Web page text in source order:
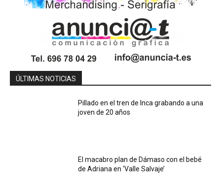
ÚLTIMAS NOTICIAS
Pillado en el tren de Inca grabando a una
joven de 20 años
El macabro plan de Dámaso con el bebé
de Adriana en ‘Valle Salvaje’